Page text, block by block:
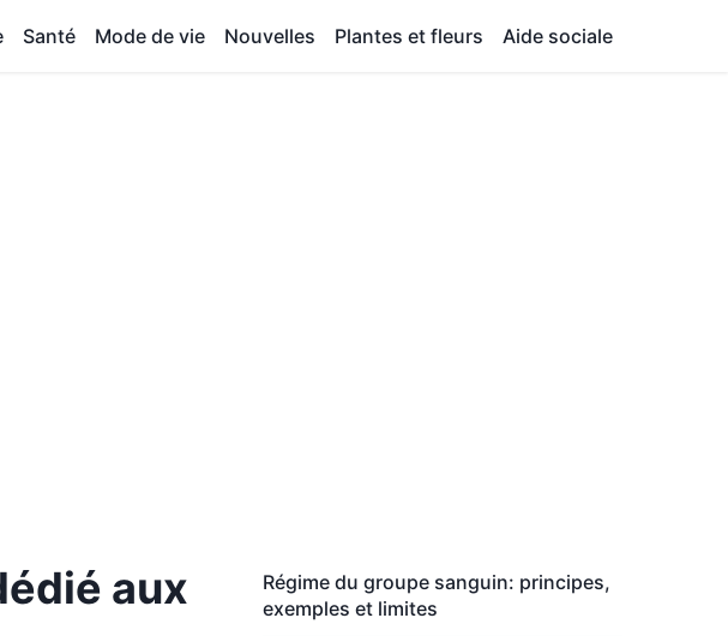
Santé Mode de vie Nouvelles Plantes et fleurs Aide sociale
aux
Régime du groupe sanguin: principes,
exemples et limites